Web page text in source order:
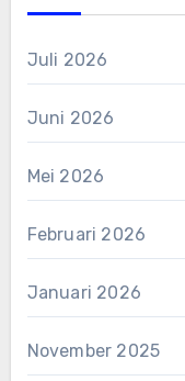
Juli 2026
Juni 2026
Mei 2026
Februari 2026
Januari 2026
November 2025